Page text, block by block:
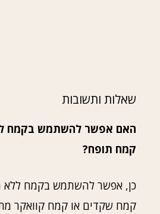
שאלות ותשובות
האם אפשר להשתמש בקמח
קמח תופח?
כן, אפשר להשתמש בקמח ללא
קמח שקדים או קמח קוואקר